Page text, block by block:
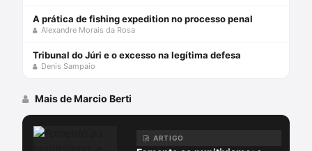
A prática de fishing expedition no processo penal
Alexandre Morais da Rosa
Tribunal do Júri e o excesso na legítima defesa
Denis Sampaio
Mais de Marcio Berti
ARTIGO